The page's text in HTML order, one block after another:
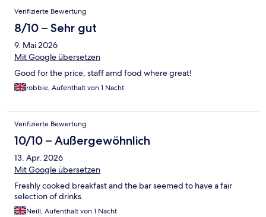
Verifizierte Bewertung
8/10 – Sehr gut
9. Mai 2026
Mit Google übersetzen
Good for the price, staff amd food where great!
robbie, Aufenthalt von 1 Nacht
Verifizierte Bewertung
10/10 – Außergewöhnlich
13. Apr. 2026
Mit Google übersetzen
Freshly cooked breakfast and the bar seemed to have a fair
selection of drinks.
Neill, Aufenthalt von 1 Nacht